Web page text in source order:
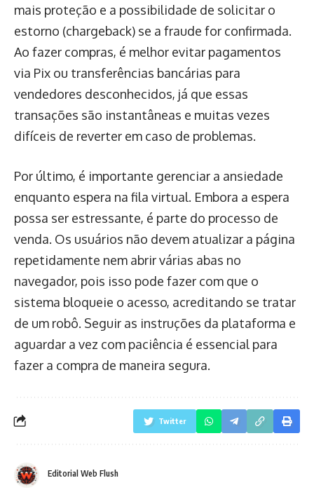
mais proteção e a possibilidade de solicitar o
estorno (chargeback) se a fraude for confirmada.
Ao fazer compras, é melhor evitar pagamentos
via Pix ou transferências bancárias para
vendedores desconhecidos, já que essas
transações são instantâneas e muitas vezes
difíceis de reverter em caso de problemas.
Por último, é importante gerenciar a ansiedade
enquanto espera na fila virtual. Embora a espera
possa ser estressante, é parte do processo de
venda. Os usuários não devem atualizar a página
repetidamente nem abrir várias abas no
navegador, pois isso pode fazer com que o
sistema bloqueie o acesso, acreditando se tratar
de um robô. Seguir as instruções da plataforma e
aguardar a vez com paciência é essencial para
fazer a compra de maneira segura.
Twitter
Editorial Web Flush